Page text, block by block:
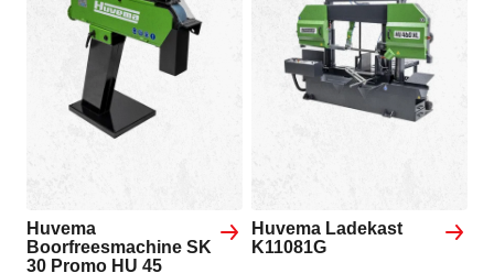
Huvema
Boorfreesmachine SK
30 Promo HU 45
Huvema Ladekast
K11081G